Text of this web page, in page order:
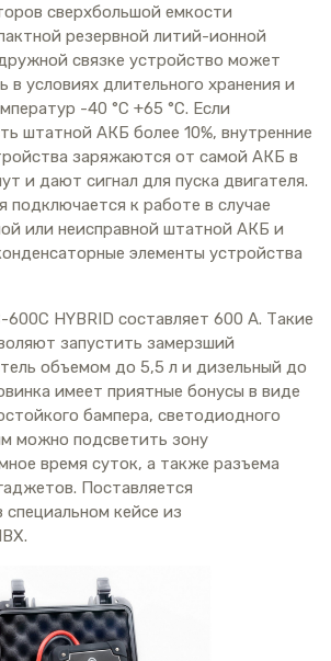
сверхбольшой емкости
резервной литий-ионной
связке устройство может
в условиях длительного хранения и
-40 °C +65 °C. Если
штатной АКБ более 10%, внутренние
заряжаются от самой АКБ в
и дают сигнал для пуска двигателя.
подключается к работе в случае
или неисправной штатной АКБ и
элементы устройства
600С HYBRID составляет 600 А. Такие
запустить замерзший
объемом до 5,5 л и дизельный до
имеет приятные бонусы в виде
бампера, светодиодного
можно подсветить зону
время суток, а также разъема
Поставляется
кейсе из